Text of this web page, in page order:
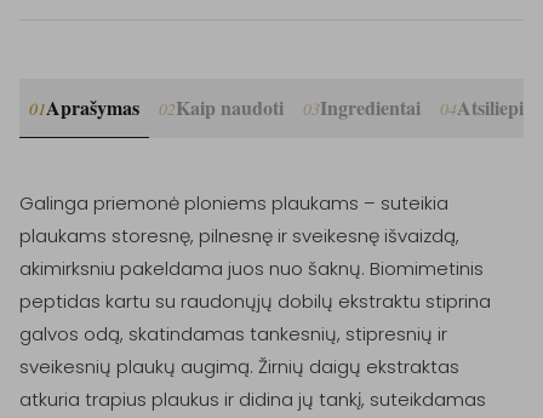
01Aprašymas 02Kaip naudoti 03Ingredientai 04
Galinga priemonė ploniems plaukams – suteikia
plaukams storesnę, pilnesnę ir sveikesnę išvaizdą,
akimirksniu pakeldama juos nuo šaknų. Biomimetinis
peptidas kartu su raudonųjų dobilų ekstraktu stiprina
galvos odą, skatindamas tankesnių, stipresnių ir
sveikesnių plaukų augimą. Žirnių daigų ekstraktas
atkuria trapius plaukus ir didina jų tankį, suteikdamas